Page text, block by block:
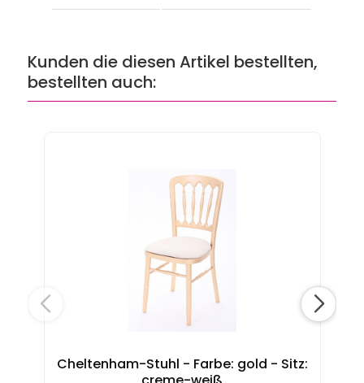
Kunden die diesen Artikel bestellten,
bestellten auch:
Cheltenham-Stuhl - Farbe: gold - Sitz: